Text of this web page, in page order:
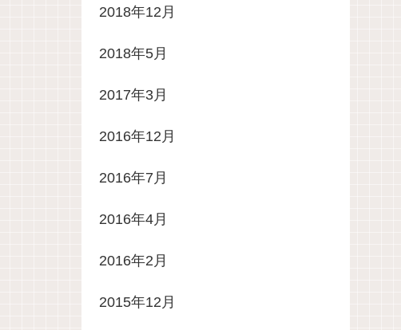
2018年12月
2018年5月
2017年3月
2016年12月
2016年7月
2016年4月
2016年2月
2015年12月